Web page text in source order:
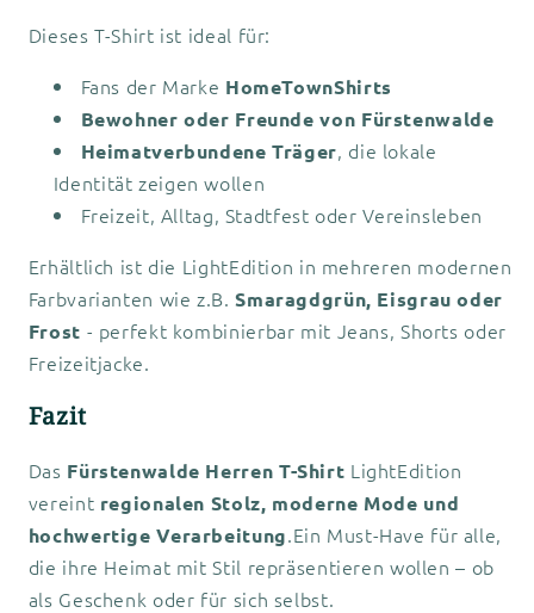
Dieses T-Shirt ist ideal für:
Fans der Marke HomeTownShirts
Bewohner oder Freunde von Fürstenwalde
Heimatverbundene Träger, die lokale
Identität zeigen wollen
Freizeit, Alltag, Stadtfest oder Vereinsleben
Erhältlich ist die LightEdition in mehreren modernen
Farbvarianten wie z.B.Smaragdgrün, Eisgrau oder
Frost - perfekt kombinierbar mit Jeans, Shorts oder
Freizeitjacke.
Fazit
Das Fürstenwalde Herren T-Shirt LightEdition
vereint regionalen Stolz, moderne Mode und
hochwertige Verarbeitung.Ein Must-Have für alle,
die ihre Heimat mit Stil repräsentieren wollen – ob
als Geschenk oder für sich selbst.